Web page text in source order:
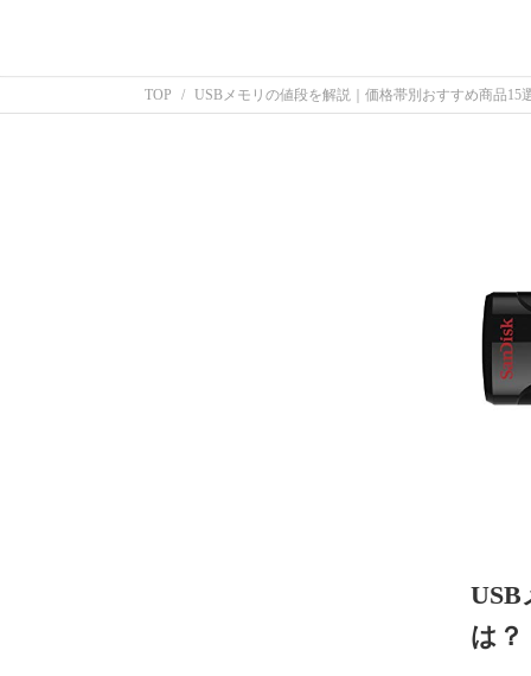
TOP USBメモリの値段を解説｜価格帯別おすすめ商品15
USB
は？